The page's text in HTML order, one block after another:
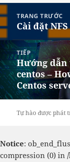
Điều
hướng
bài
viết
TRANG TRƯỚC
Bài
viết
trước:
Cài đặt
TIẾP
Bài
tiếp
theo:
Hướng dẫn
centos –
Centos
Tự hào được phát
Notice:
compression (0) in